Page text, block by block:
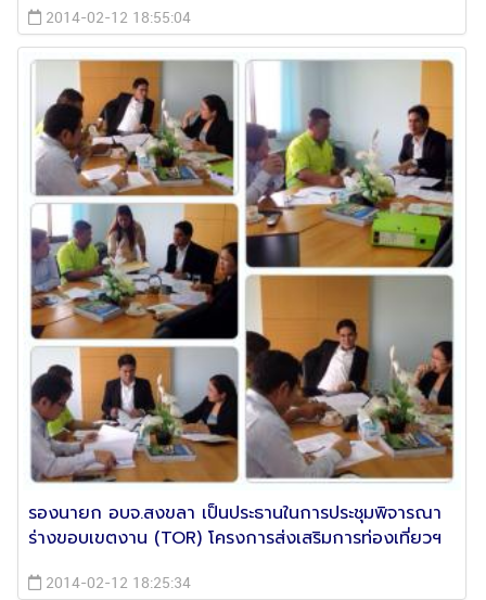
2014-02-12 18:55:04
รองนายก อบจ.สงขลา เป็นประธานในการประชุมพิจารณา
ร่างขอบเขตงาน (TOR) โครงการส่งเสริมการท่องเที่ยวฯ
2014-02-12 18:25:34